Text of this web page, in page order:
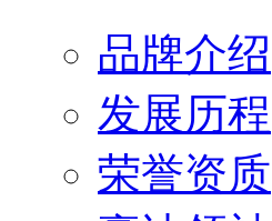
品牌介绍
发展历程
荣誉资质